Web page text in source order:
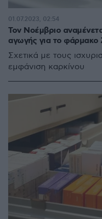
Τον Νοέμβριο
αγωγής για το φάρμακο
Σχετικά με τους
εμφάνιση καρκίνου
01.07.2023, 02:54